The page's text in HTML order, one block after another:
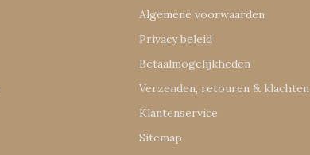
Algemene voorwaarden
Privacy beleid
Betaalmogelijkheden
Verzenden, retouren & klachten
Klantenservice
Sitemap